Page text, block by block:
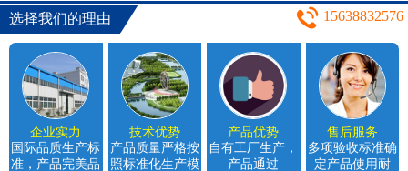
选择我们的理由 15638832576
企业实力
国际品质生产标
准，产品完美品
技术优势
产品质量严格按
照标准化生产模
产品优势
自有工厂生产，
产品通过
售后服务
多项验收标准确
定产品使用耐